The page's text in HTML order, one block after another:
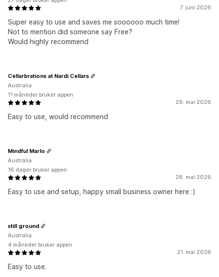
7. juni 2026
Super easy to use and saves me soooooo much time!
Not to mention did someone say Free?
Would highly recommend
29. mai 2026
Easy to use, would recommend
Cellarbrations at Nardi Cellars
Australia
11 måneder bruker appen
28. mai 2026
Easy to use and setup, happy small business owner here :)
Mindful Marlo
Australia
16 dager bruker appen
21. mai 2026
Easy to use.
still ground
Australia
4 måneder bruker appen